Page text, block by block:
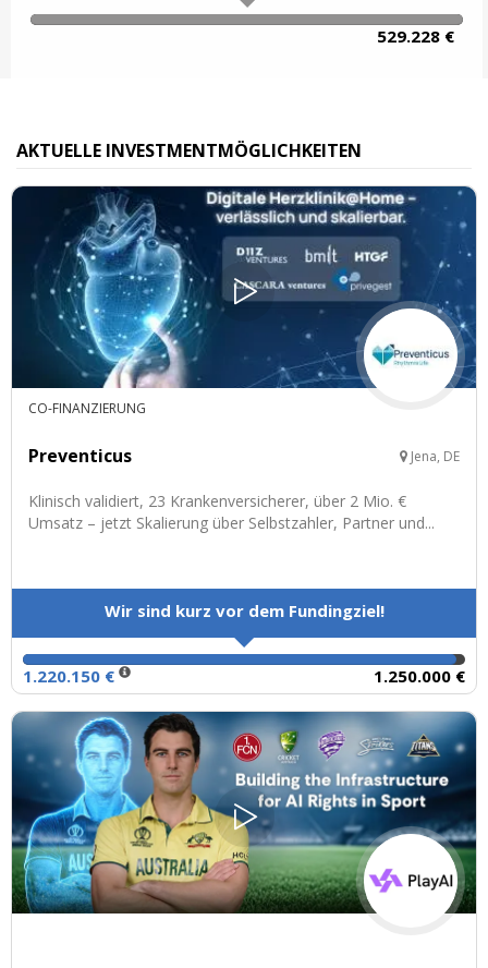
529.228 €
AKTUELLE INVESTMENTMÖGLICHKEITEN
CO-FINANZIERUNG
Preventicus Jena, DE
Klinisch validiert, 23 Krankenversicherer, über 2 Mio. €
Umsatz – jetzt Skalierung über Selbstzahler, Partner und...
Wir sind kurz vor dem Fundingziel!
1.220.150 € 1.250.000 €